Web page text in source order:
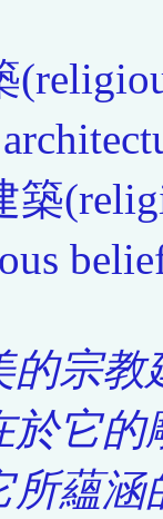
的宗教
於它的
所蘊涵